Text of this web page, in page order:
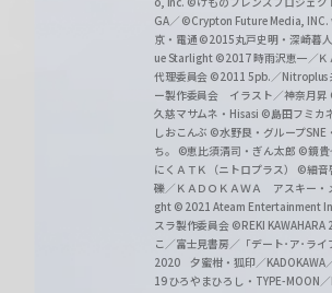
GA／ ©Crypton Future Media,
京・電通 ©2015丸戸史明・深崎暮
ue Starlight ©2017 時雨沢恵一／
代理委員会 ©2011 5pb.／Nitroplus
ー製作委員会 イラスト／神奈月昇
久慈マサムネ・Hisasi ©島田フミカ
しおこんぶ ©水野良・グループSNE
ち。
©恵比須清司・ぎん太郎 ©鏡貴
にくＡＴＫ（ニトロプラス） ©細音
礫／ＫＡＤＯＫＡＷＡ アスキー・
ght © 2021 Ateam Entertainment
スラ製作委員会 ©REKI
こ／富士見書房／「デート･ア･ラ
2020 夕蜜柑・狐印／KADOKAWA
19 ひろやまひろし・TYPE-MOON